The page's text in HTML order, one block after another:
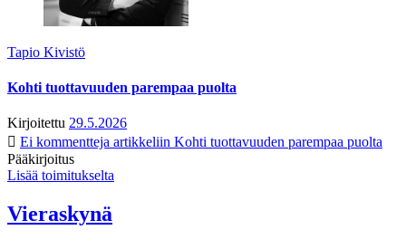
Tapio Kivistö
Kohti tuottavuuden parempaa puolta
Kirjoitettu 29.5.2026
Ei kommentteja artikkeliin Kohti tuottavuuden parempaa puolta
Pääkirjoitus
Lisää toimitukselta
Vieraskynä